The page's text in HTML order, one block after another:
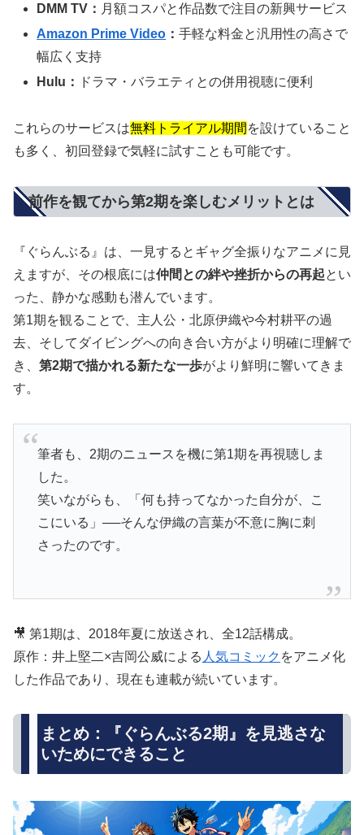
DMM TV： 月額コスパと作品数で注目の新興サービス
Amazon Prime Video ：手軽な料金と汎用性の高さで
幅広く支持
Hulu：
ドラマ・バラエティとの併用視聴に便利
これらのサービスは無料トライアル期間 を設けていること
も多く、初回登録で気軽に試すことも可能です。
前作を観てから第2期を楽しむメリットとは
『ぐらんぶる』は、一見するとギャグ全振りなアニメに見
えますが、その根底には仲間との絆や挫折からの再起とい
った、静かな感動も潜んでいます。
第1期を観ることで、主人公・北原伊織や今村耕平の過
去、そしてダイビングへの向き合い方がより明確に理解で
き、 第2期で描かれる新たな一歩がより鮮明に響いてきま
す。
筆者も、2期のニュースを機に第1期を再視聴しま
した。
笑いながらも、「何も持ってなかった自分が、こ
こにいる」──そんな伊織の言葉が不意に胸に刺
さったのです。
🎥 第1期は、2018年夏に放送され、全12話構成。
原作：井上堅二×吉岡公威による 人気コミック をアニメ化
した作品であり、現在も連載が続いています。
まとめ：『ぐらんぶる2期』を見逃さな
いためにできること